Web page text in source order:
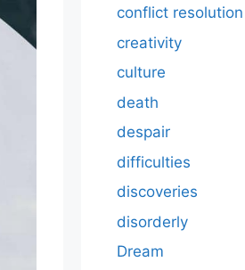
conflict resolution
creativity
culture
death
despair
difficulties
discoveries
disorderly
Dream